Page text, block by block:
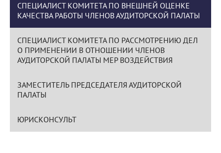
СПЕЦИАЛИСТ КОМИТЕТА ПО ВНЕШНЕЙ ОЦЕНКЕ
КАЧЕСТВА РАБОТЫ ЧЛЕНОВ АУДИТОРСКОЙ ПАЛАТЫ
СПЕЦИАЛИСТ КОМИТЕТА ПО РАССМОТРЕНИЮ ДЕЛ
О ПРИМЕНЕНИИ В ОТНОШЕНИИ ЧЛЕНОВ
АУДИТОРСКОЙ ПАЛАТЫ МЕР ВОЗДЕЙСТВИЯ
ЗАМЕСТИТЕЛЬ ПРЕДСЕДАТЕЛЯ АУДИТОРСКОЙ
ПАЛАТЫ
ЮРИСКОНСУЛЬТ